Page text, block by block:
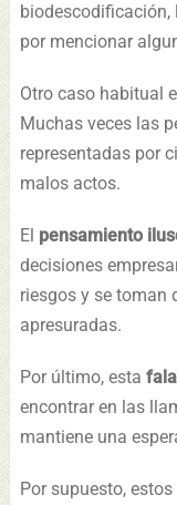
por mencionar
Otro caso habitual
Muchas veces las
representadas por
malos actos.
El pensamiento
decisiones
riesgos y se toman
apresuradas.
Por último, esta
encontrar en las
mantiene una
Por supuesto,